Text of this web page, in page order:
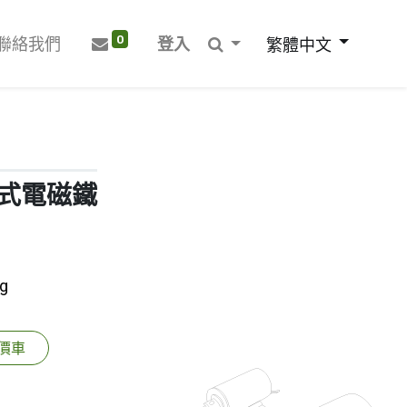
絡我們 0 登入 繁體中文
電磁鐵
車